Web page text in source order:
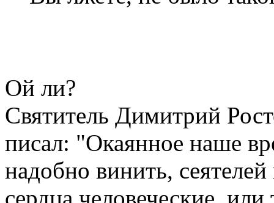
Ой ли?
Святитель Димитрий
писал: "Окаянное наше
надобно винить,